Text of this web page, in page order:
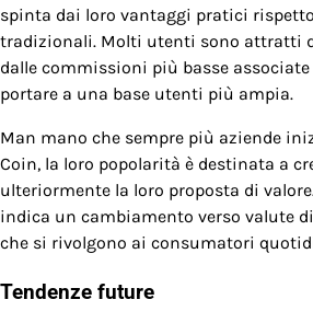
spinta dai loro vantaggi pratici
tradizionali. Molti utenti sono attratti
dalle commissioni più basse associate
portare a una base utenti più ampia.
Man mano che sempre più aziende
Coin, la loro popolarità è destinata a
ulteriormente la loro proposta di
indica un cambiamento verso valute
che si rivolgono ai consumatori
Tendenze future